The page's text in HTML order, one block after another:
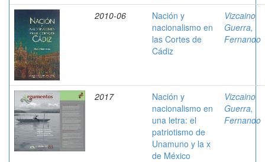
2010-06
Nación y
nacionalismo en
las Cortes de
Cádiz
Vizcaino
Guerra,
Fernando
2017
Nación y
nacionalismo en
una letra: el
patriotismo de
Unamuno y la x
de México
Vizcaino
Guerra,
Fernando